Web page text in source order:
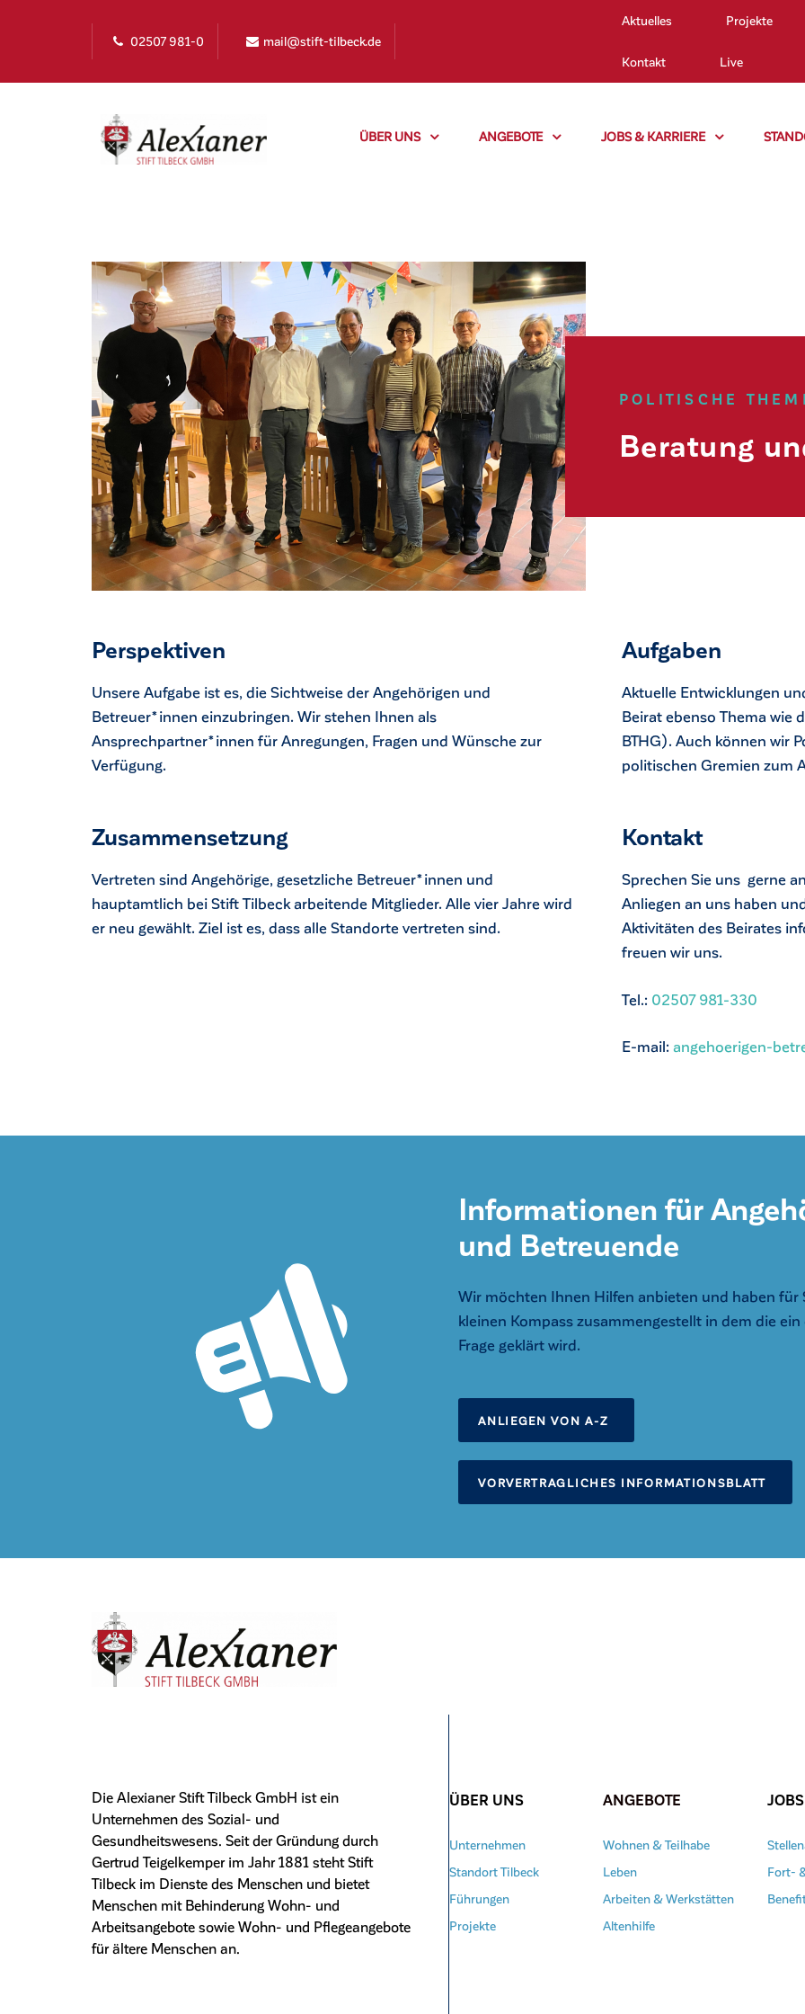
02507 981-0 mail@stift-tilbeck.de
Aktuelles Projekte
Kontakt Live
ÜBER UNS ANGEBOTE JOBS & KARRIERE
POLITISCHE
Beratung
Perspektiven
Unsere Aufgabe ist es, die Sichtweise der Angehörigen und
Betreuer*innen einzubringen. Wir stehen Ihnen als
Ansprechpartner*innen für Anregungen, Fragen und Wünsche zur
Verfügung.
Zusammensetzung
Vertreten sind Angehörige, gesetzliche Betreuer*innen und
hauptamtlich bei Stift Tilbeck arbeitende Mitglieder. Alle vier Jahre wird
er neu gewählt. Ziel ist es, dass alle Standorte vertreten sind.
Aufgaben
Aktuelle Entwicklungen
Beirat ebenso Thema wie
BTHG). Auch können wir
politischen Gremien zum
Kontakt
Sprechen Sie uns gerne
Anliegen an uns haben
Aktivitäten des Beirates
freuen wir uns.
Tel.: 02507 981-330
E-mail: angehoerigen-
Informationen für
und Betreuende
Wir möchten Ihnen Hilfen anbieten und haben für
kleinen Kompass zusammengestellt in dem die ein
Frage geklärt wird.
ANLIEGEN VON A-Z
VORVERTRAGLICHES INFORMATIONSBLATT
Die Alexianer Stift Tilbeck GmbH ist ein
Unternehmen des Sozial- und
Gesundheitswesens. Seit der Gründung durch
Gertrud Teigelkemper im Jahr 1881 steht Stift
Tilbeck im Dienste des Menschen und bietet
Menschen mit Behinderung Wohn- und
Arbeitsangebote sowie Wohn- und Pflegeangebote
für ältere Menschen an.
ÜBER UNS
Unternehmen
Standort Tilbeck
Führungen
Projekte
ANGEBOTE
Wohnen & Teilhabe
Leben
Arbeiten & Werkstätten
Altenhilfe
Fort-